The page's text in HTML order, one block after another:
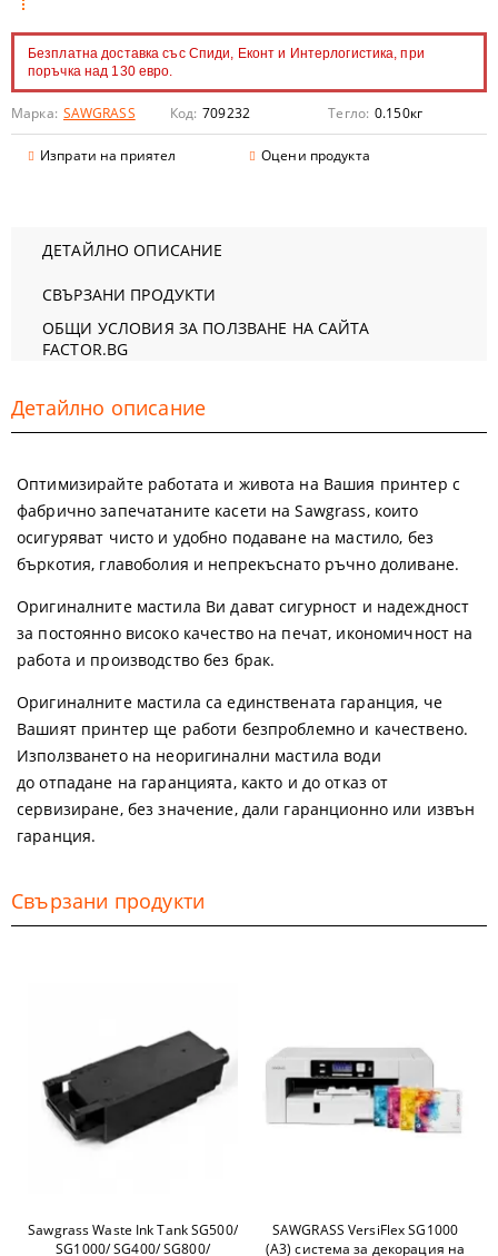
Безплатна доставка със Спиди, Еконт и Интерлогистика, при
поръчка над 130 евро.
Марка: SAWGRASS Код: 709232 Тегло: 0.150кг
Изпрати на приятел Оцени продукта
ДЕТАЙЛНО ОПИСАНИЕ
СВЪРЗАНИ ПРОДУКТИ
ОБЩИ УСЛОВИЯ ЗА ПОЛЗВАНЕ НА САЙТА
FACTOR.BG
Детайлно описание
Оптимизирайте работата и живота на Вашия принтер с
фабрично запечатаните касети на Sawgrass, които
осигуряват чисто и удобно подаване на мастило, без
бъркотия, главоболия и непрекъснато ръчно доливане.
Оригиналните мастила Ви дават сигурност и надеждност
за постоянно високо качество на печат, икономичност на
работа и производство без брак.
Оригиналните мастила са единствената гаранция, че
Вашият принтер ще работи безпроблемно и качествено.
Използването на неоригинални мастила води
доотпадане на гаранцията, както и доотказ от
сервизиране, без значение, дали гаранционно или извън
гаранция.
Свързани продукти
Sawgrass Waste Ink Tank SG500/
SG1000/ SG400/ SG800/
SAWGRASS VersiFlex SG1000
(A3) система за декорация на